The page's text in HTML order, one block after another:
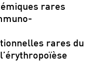
rares
rares du